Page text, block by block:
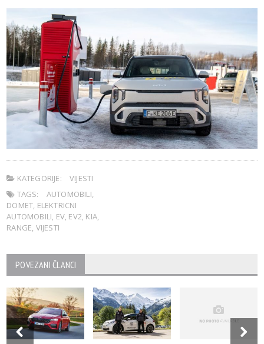
KATEGORIJE:
VIJESTI
TAGS:
AUTOMOBILI,
DOMET, ELEKTRICNI
AUTOMOBILI, EV, EV2, KIA,
RANGE, VIJESTI
POVEZANI ČLANCI